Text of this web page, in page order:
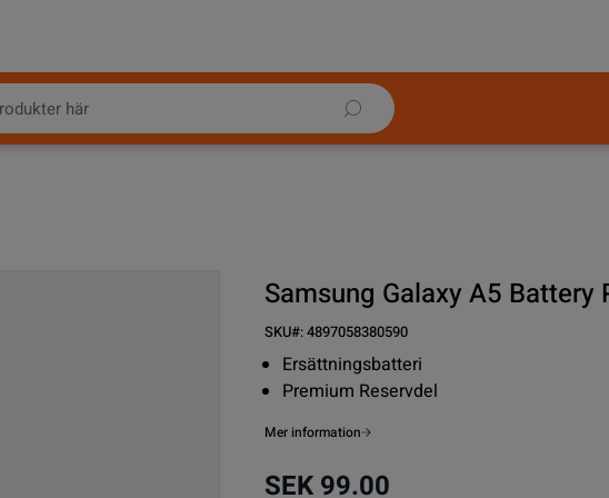
Samsung Galaxy A5 Battery
SKU#:4897058380590
Ersättningsbatteri
Premium Reservdel
Mer information
SEK 99.00